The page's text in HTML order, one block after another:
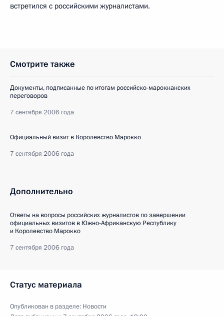
встретился с российскими журналистами.
Смотрите также
Документы, подписанные по итогам российско-марокканских
переговоров
7 сентября 2006 года
Официальный визит в Королевство Марокко
7 сентября 2006 года
Дополнительно
Ответы на вопросы российских журналистов по завершении
официальных визитов в Южно-Африканскую Республику
и Королевство Марокко
7 сентября 2006 года
Статус материала
Опубликован в разделе: Новости